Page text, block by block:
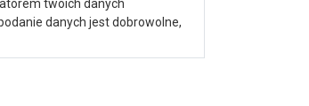
twoich danych
danych jest dobrowolne,